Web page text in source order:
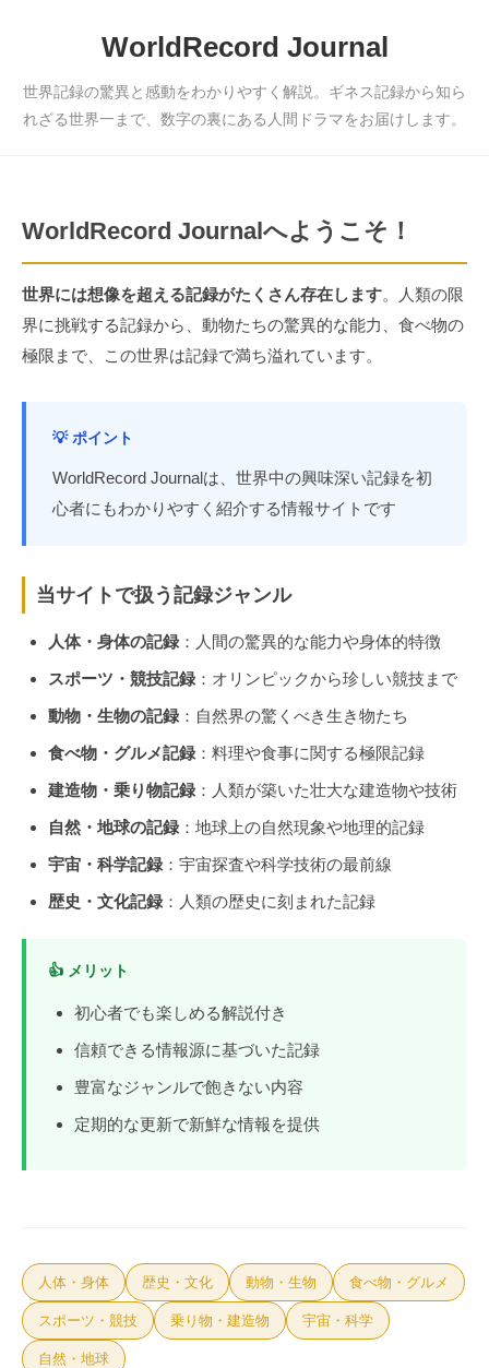
WorldRecord Journal
世界記録の驚異と感動をわかりやすく解説。ギネス記録から知ら
れざる世界一まで、数字の裏にある人間ドラマをお届けします。
WorldRecord Journalへようこそ！
世界には想像を超える記録がたくさん存在します。人類の限
界に挑戦する記録から、動物たちの驚異的な能力、食べ物の
極限まで、この世界は記録で満ち溢れています。
💡 ポイント
WorldRecord Journalは、世界中の興味深い記録を初
心者にもわかりやすく紹介する情報サイトです
当サイトで扱う記録ジャンル
人体・身体の記録：人間の驚異的な能力や身体的特徴
スポーツ・競技記録：オリンピックから珍しい競技まで
動物・生物の記録：自然界の驚くべき生き物たち
食べ物・グルメ記録：料理や食事に関する極限記録
建造物・乗り物記録：人類が築いた壮大な建造物や技術
自然・地球の記録：地球上の自然現象や地理的記録
宇宙・科学記録：宇宙探査や科学技術の最前線
歴史・文化記録：人類の歴史に刻まれた記録
👍 メリット
初心者でも楽しめる解説付き
信頼できる情報源に基づいた記録
豊富なジャンルで飽きない内容
定期的な更新で新鮮な情報を提供
人体・身体 歴史・文化 動物・生物 食べ物・グルメ
スポーツ・競技 乗り物・建造物 宇宙・科学
自然・地球